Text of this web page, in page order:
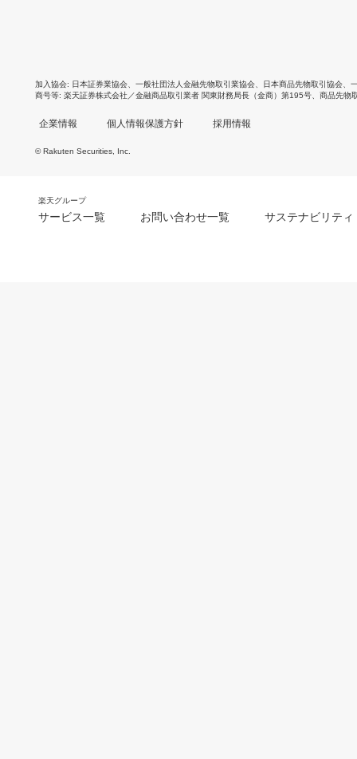
加入協会 日本証券業協会 一般社団法人金融先物取引業協会 日本商品先物取引協会
商号等 楽天証券株式会社／金融商品取引業者 関東財務局長（金商）第195号、商品先物
企業情報 個人情報保護方針 採用情報
© Rakuten Securities, Inc.
楽天グループ
サービス一覧 お問い合わせ一覧 サステナビリティ